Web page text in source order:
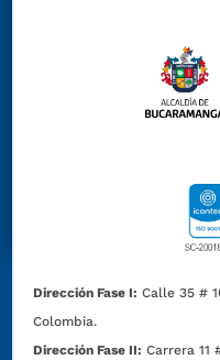
Dirección Fase I: Calle 35 #
Colombia.
Dirección Fase II: Carrera 11